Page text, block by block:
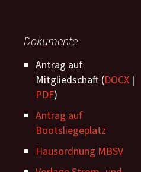
Dokumente
Antrag auf
Mitgliedschaft (DOCX |
PDF)
Antrag auf
Bootsliegeplatz
Hausordnung MBSV